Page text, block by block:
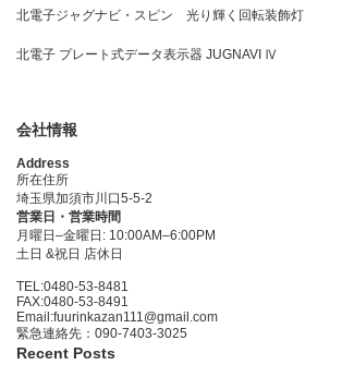
北電子ジャグナビ・スピン 光り輝く回転装飾灯
北電子 プレート式データ表示器 JUGNAVI Ⅳ
会社情報
Address
所在住所
埼玉県加須市川口5-5-2
営業日・営業時間
月曜日–金曜日: 10:00AM–6:00PM
土日 &祝日 店休日
TEL:0480-53-8481
FAX:0480-53-8491
Email:fuurinkazan111@gmail.com
緊急連絡先：090-7403-3025
Recent Posts